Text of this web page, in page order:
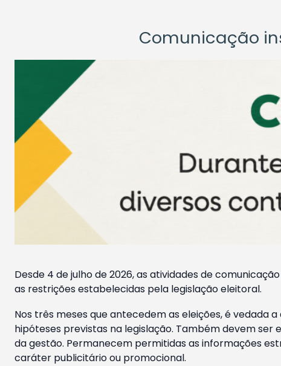
Comunicação
Desde 4 de julho de 2026, as atividades de
as restrições estabelecidas pela legislação eleitoral.
Nos três meses que antecedem as eleições, é vedada
hipóteses previstas na legislação. Também devem
da gestão. Permanecem permitidas as informações
caráter publicitário ou promocional.